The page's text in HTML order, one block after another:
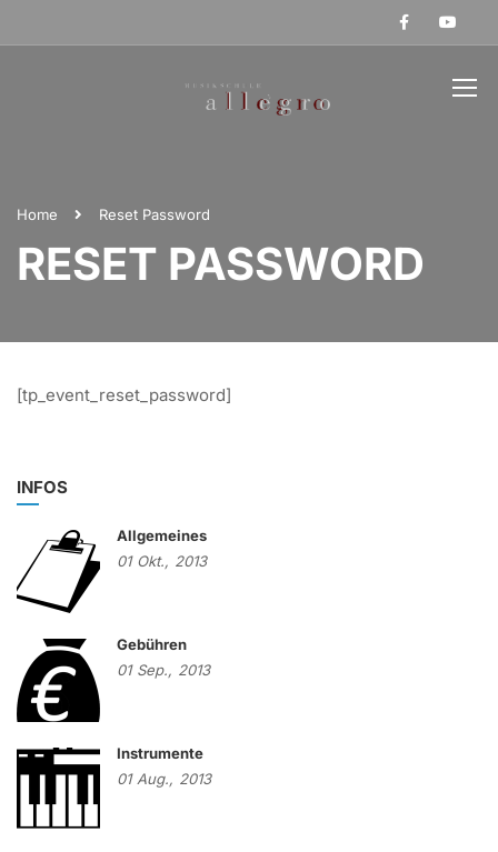
Home Reset Password
RESET PASSWORD
[tp_event_reset_password]
INFOS
Allgemeines
01 Okt., 2013
Gebühren
01 Sep., 2013
Instrumente
01 Aug., 2013